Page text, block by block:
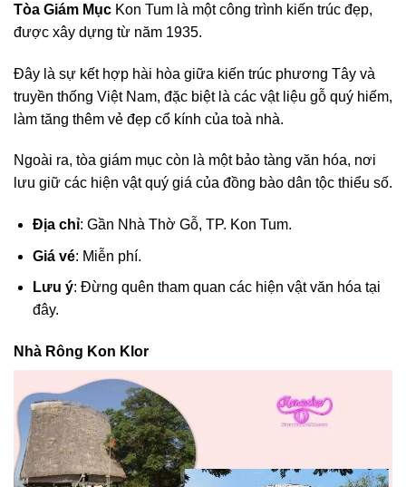
Tòa Giám Mục Kon Tum là một công trình kiến trúc đẹp,
được xây dựng từ năm 1935.
Đây là sự kết hợp hài hòa giữa kiến trúc phương Tây và
truyền thống Việt Nam, đặc biệt là các vật liệu gỗ quý hiếm,
làm tăng thêm vẻ đẹp cổ kính của toà nhà.
Ngoài ra, tòa giám mục còn là một bảo tàng văn hóa, nơi
lưu giữ các hiện vật quý giá của đồng bào dân tộc thiểu số.
Địa chỉ: Gần Nhà Thờ Gỗ, TP. Kon Tum.
Giá vé: Miễn phí.
Lưu ý: Đừng quên tham quan các hiện vật văn hóa tại
đây.
Nhà Rông Kon Klor